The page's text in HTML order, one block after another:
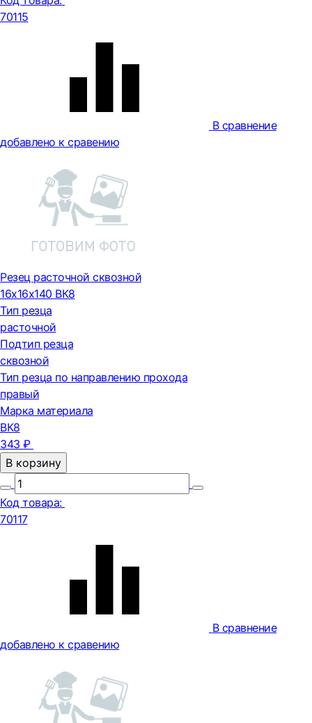
70115
В сравнение
добавлено к сравению
Резец расточной сквозной
16х16х140 ВК8
Тип резца
расточной
Подтип резца
сквозной
Тип резца по направлению прохода
правый
Марка материала
ВК8
343 ₽
В корзину
Код товара:
70117
В сравнение
добавлено к сравению